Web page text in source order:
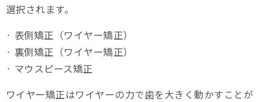
選択されます。
· 表側矯正（ワイヤー矯正）
· 裏側矯正（ワイヤー矯正）
· マウスピース矯正
ワイヤー矯正はワイヤーの力で歯を大きく動かすことが